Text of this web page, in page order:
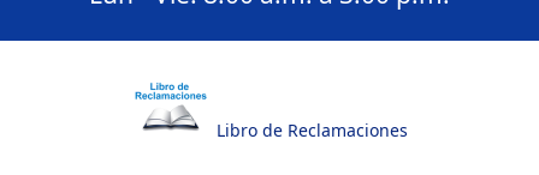
Libro de Reclamaciones